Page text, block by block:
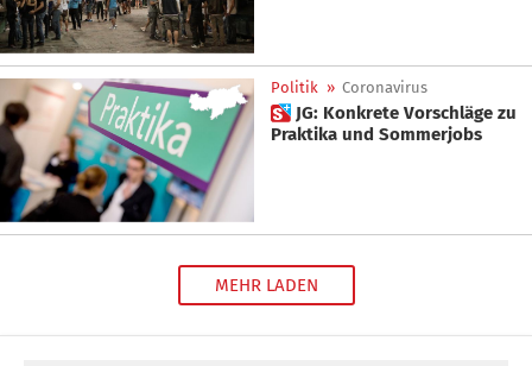
Politik » Coronavirus
 JG: Konkrete Vorschläge zu
Praktika und Sommerjobs
MEHR LADEN